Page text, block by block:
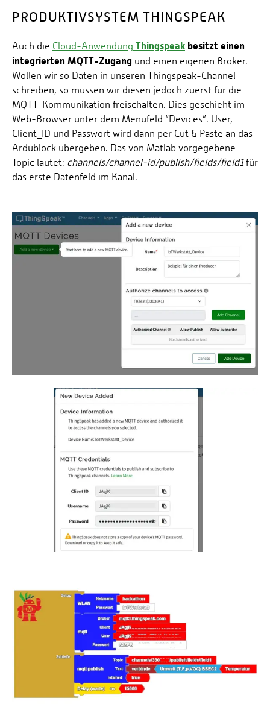
PRODUKTIVSYSTEM THINGSPEAK
Auch die Cloud-Anwendung Thingspeak besitzt einen
integrierten MQTT-Zugang und einen eigenen Broker.
Wollen wir so Daten in unseren Thingspeak-Channel
schreiben, so müssen wir diesen jedoch zuerst für die
MQTT-Kommunikation freischalten. Dies geschieht im
Web-Browser unter dem Menüfeld “Devices”. User,
Client_ID und Passwort wird dann per Cut & Paste an das
Ardublock übergeben. Das von Matlab vorgegebene
Topic lautet: channels/channel-id/publish/fields/field1für
das erste Datenfeld im Kanal.